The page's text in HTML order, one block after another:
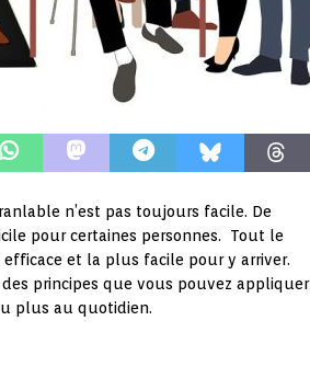
n’est pas toujours facile. De
pour certaines personnes. Tout le
et la plus facile pour y arriver.
principes que vous pouvez appliquer
plus au quotidien.